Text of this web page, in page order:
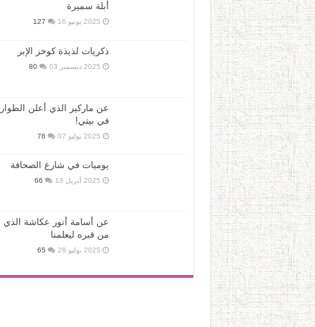
أبلة سميرة
2025 يونيو 16 127
ذكريات لذيذة كوخز الإبر
2025 ديسمبر 03 80
عن ماركيز الذي أعلن
في بيتي!
2025 يوليو 07 76
يوميات في شارع الصحافة
2025 أبريل 13 66
عن أسامة أنور عكاشة الذي
من قبره ليعلمنا
2025 يوليو 28 65